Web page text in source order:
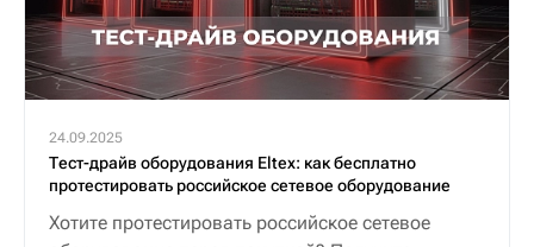
24.09.2025
Тест-драйв оборудования Eltex: как бесплатно
протестировать российское сетевое оборудование
Хотите протестировать российское сетевое